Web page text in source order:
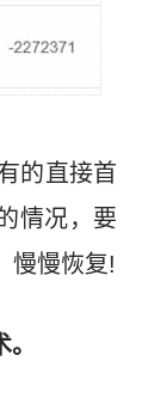
的直接首
情况，要
慢慢恢复!